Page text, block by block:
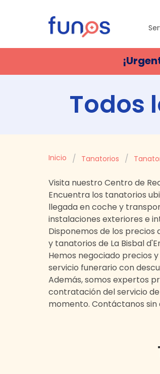
Todos
Inicio Tanatorios
Visita nuestro Centro de
Encuentra los tanatorios
llegada en coche y
instalaciones exteriores e
Disponemos de los precios
y tanatorios de La Bisbal
Hemos negociado precios
servicio funerario con
Además, somos expertos
contratación del servicio
momento. Contáctanos